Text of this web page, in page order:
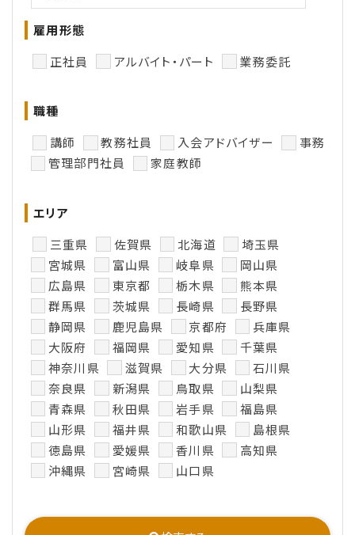
雇用形態
正社員
アルバイト・パート 業務委託
職種
講師
教務社員 入会アドバイザー
事務
管理部門社員
家庭教師
エリア
三重県
佐賀県 北海道
埼玉県
宮城県
富山県 岐阜県
岡山県
広島県
東京都 栃木県
熊本県
群馬県
茨城県 長崎県
長野県
静岡県
鹿児島県 京都府
兵庫県
大阪府
福岡県 愛知県
千葉県
神奈川県
滋賀県 大分県
石川県
奈良県
新潟県 鳥取県
山梨県
青森県
秋田県 岩手県
福島県
山形県
福井県 和歌山県
島根県
徳島県
愛媛県 香川県
高知県
沖縄県
宮崎県 山口県